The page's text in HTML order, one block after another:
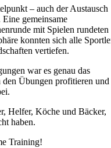
– auch der Austausch
gemeinsame
mit Spielen rundeten
konnten sich alle
vertiefen.
war es genau das
Übungen profitieren und
Helfer, Köche und Bäcker,
haben.
Training!